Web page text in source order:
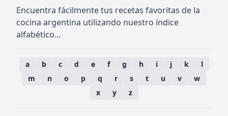
Encuentra fácilmente tus recetas favoritas de la
cocina argentina utilizando nuestro índice
alfabético...
a b c d e f g h i j k
l
m
n o p q r s t u v
w
x
y z